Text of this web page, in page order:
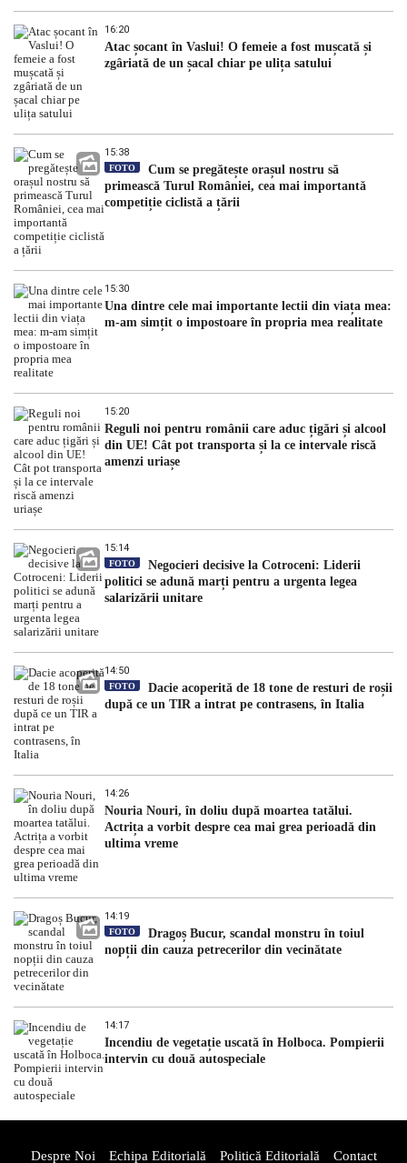
16:20
Atac șocant în Vaslui! O femeie a fost mușcată și
zgâriată de un șacal chiar pe ulița satului
15:38
FOTO
Cum se pregătește orașul nostru să
primească Turul României, cea mai importantă
competiție ciclistă a țării
15:30
Una dintre cele mai importante lectii din viața mea:
m-am simțit o impostoare în propria mea realitate
15:20
Reguli noi pentru românii care aduc țigări și alcool
din UE! Cât pot transporta și la ce intervale riscă
amenzi uriașe
15:14
FOTO
Negocieri decisive la Cotroceni: Liderii
politici se adună marți pentru a urgenta legea
salarizării unitare
14:50
FOTO
Dacie acoperită de 18 tone de resturi de roșii
după ce un TIR a intrat pe contrasens, în Italia
14:26
Nouria Nouri, în doliu după moartea tatălui.
Actrița a vorbit despre cea mai grea perioadă din
ultima vreme
14:19
FOTO
Dragoș Bucur, scandal monstru în toiul
nopții din cauza petrecerilor din vecinătate
14:17
Incendiu de vegetație uscată în Holboca. Pompierii
intervin cu două autospeciale
Despre Noi Echipa Editorială Politică Editorială Contact